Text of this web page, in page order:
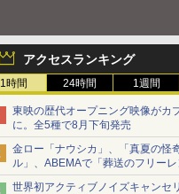
アクセスランキング
1時間 24時間 1週間
東映の歴代オープニング映像がカ
に。全5種で8月下旬発売
金ロー「ナウシカ」、「真夏の怪
ル」、ABEMAで「葬送のフリー
など。夏の特番・配信情報
世界初アクティブノイズキャンセ